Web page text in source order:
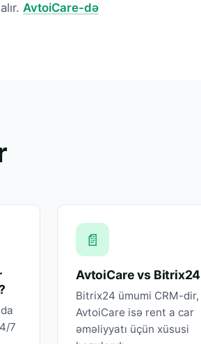
AvtoiCare-də
7
📄
AvtoiCare vs Bitrix24
Bitrix24 ümumi CRM-dir,
AvtoiCare isə rent a car
əməliyyatı üçün xüsusi